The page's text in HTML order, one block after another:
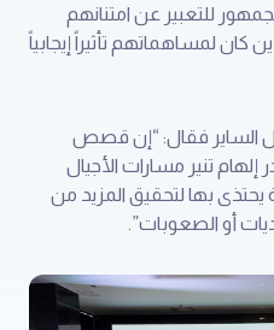
للتعبير عن امتنانهم
كان لمساهماتهم تأثيراً إيجابياً
الساير فقال: “إن قصص
تنير مسارات الأجيال
يحتذى بها لتحقيق المزيد من
أو الصعوبات”.